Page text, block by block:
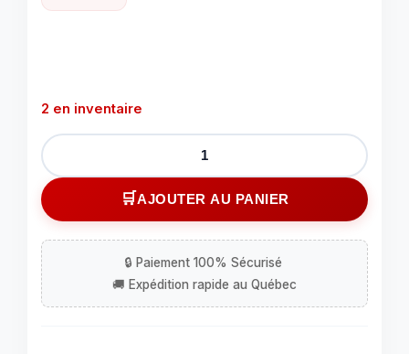
2 en inventaire
quantité
de
Antenne
de
pour
modèles
GM
AJOUTER AU PANIER